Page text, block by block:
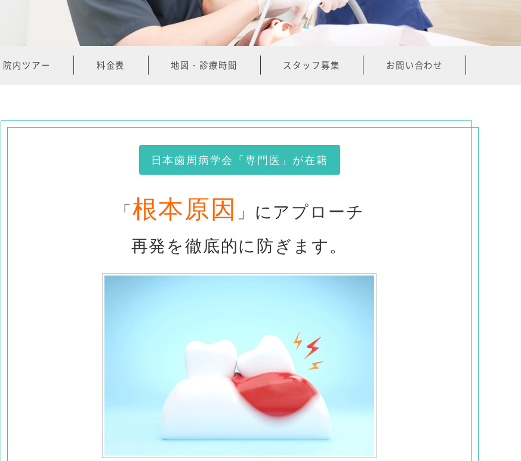
院内ツアー 料金表 地図・診療時間 スタッフ募集 お問い合わせ
日本歯周病学会「専門医」が在籍
「 根本原因
」にアプローチ
再発を徹底的に防ぎます。